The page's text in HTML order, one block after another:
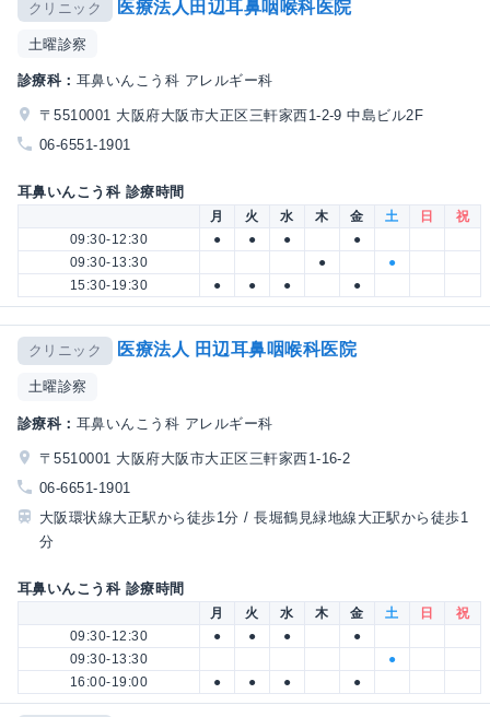
クリニック 医療法人田辺耳鼻咽喉科医院
土曜診察
診療科： 耳鼻いんこう科 アレルギー科
〒5510001 大阪府大阪市大正区三軒家西1-2-9 中島ビル2F
06-6551-1901
耳鼻いんこう科 診療時間
月 火 水 木 金 土 日
祝
09:30-12:30
● ● ●
●
09:30-13:30
●
●
15:30-19:30
● ● ● ●
クリニック 医療法人 田辺耳鼻咽喉科医院
土曜診察
診療科： 耳鼻いんこう科 アレルギー科
〒5510001 大阪府大阪市大正区三軒家西1-16-2
06-6651-1901
大阪環状線大正駅から徒歩1分 / 長堀鶴見緑地線大正駅から徒歩1
分
耳鼻いんこう科 診療時間
月 火 水 木 金 土 日
祝
09:30-12:30
● ● ●
●
09:30-13:30
●
16:00-19:00
● ● ● ●